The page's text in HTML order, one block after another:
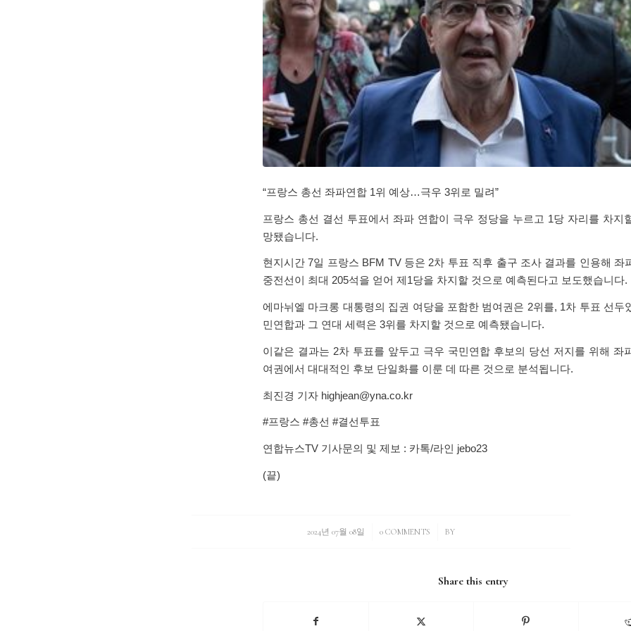
“프랑스 총선 좌파연합 1위 예상…극우 3위로 밀려”
프랑스 총선 결선 투표에서 좌파 연합이 극우 정당을 누르고 1당 자리를 차지
망됐습니다.
현지시간 7일 프랑스 BFM TV 등은 2차 투표 직후 출구 조사 결과를 인용해 좌
중전선이 최대 205석을 얻어 제1당을 차지할 것으로 예측된다고 보도했습니다.
에마뉘엘 마크롱 대통령의 집권 여당을 포함한 범여권은 2위를, 1차 투표 선두
민연합과 그 연대 세력은 3위를 차지할 것으로 예측됐습니다.
이같은 결과는 2차 투표를 앞두고 극우 국민연합 후보의 당선 저지를 위해 좌
여권에서 대대적인 후보 단일화를 이룬 데 따른 것으로 분석됩니다.
최진경 기자 highjean@yna.co.kr
#프랑스 #총선 #결선투표
연합뉴스TV 기사문의 및 제보 : 카톡/라인 jebo23
(끝)
2024년 07월 08일
/ 0 COMMENTS
/ BY
Share this entry